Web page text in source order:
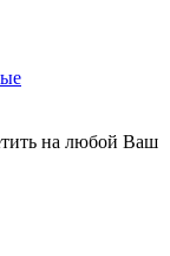
на любой Ваш